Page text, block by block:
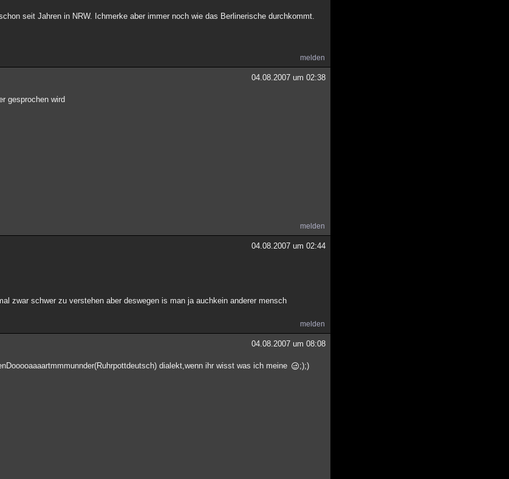
seit Jahren in NRW. Ichmerke aber immer noch wie das Berlinerische durchkommt.
melden
04.08.2007 um 02:38
gesprochen wird
melden
04.08.2007 um 02:44
zwar schwer zu verstehen aber deswegen is man ja auchkein anderer mensch
melden
04.08.2007 um 08:08
dialekt,wenn ihr wisst was ich meine
;);)